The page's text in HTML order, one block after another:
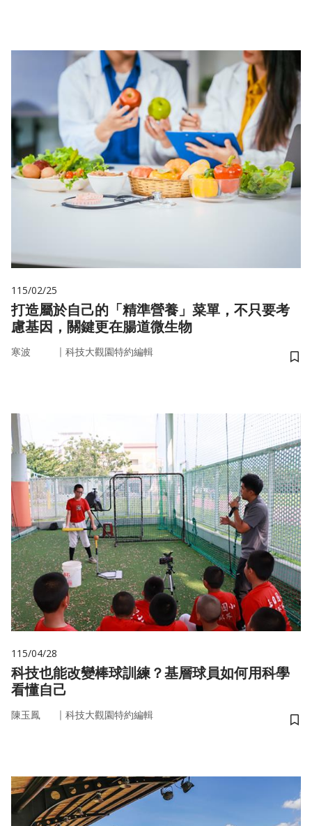
115/02/25
打造屬於自己的「精準營養」菜單，不只要考
慮基因，關鍵更在腸道微生物
寒波 ｜ 科技大觀園特約編輯
儲
115/04/28
科技也能改變棒球訓練？基層球員如何用科學
看懂自己
陳玉鳳 ｜ 科技大觀園特約編輯
儲